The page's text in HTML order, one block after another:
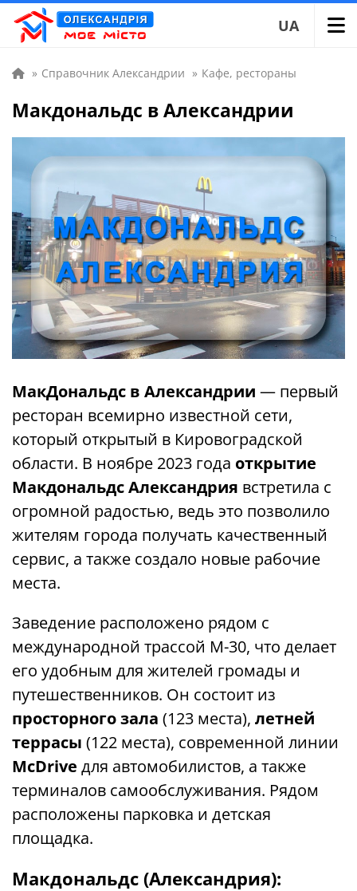
UA
» Справочник Александрии » Кафе, рестораны
Макдональдс в Александрии
МакДональдс в Александрии — первый
ресторан всемирно известной сети,
который открытый в Кировоградской
области. В ноябре 2023 года открытие
Макдональдс Александрия встретила с
огромной радостью, ведь это позволило
жителям города получать качественный
сервис, а также создало новые рабочие
места.
Заведение расположено рядом с
международной трассой М-30, что делает
его удобным для жителей громады и
путешественников. Он состоит из
просторного зала (123 места), летней
террасы (122 места), современной линии
McDrive для автомобилистов, а также
терминалов самообслуживания. Рядом
расположены парковка и детская
площадка.
Макдональдс (Александрия):